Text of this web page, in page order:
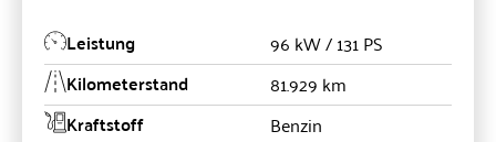
Leistung 96 kW / 131 PS
Kilometerstand 81.929 km
Kraftstoff Benzin